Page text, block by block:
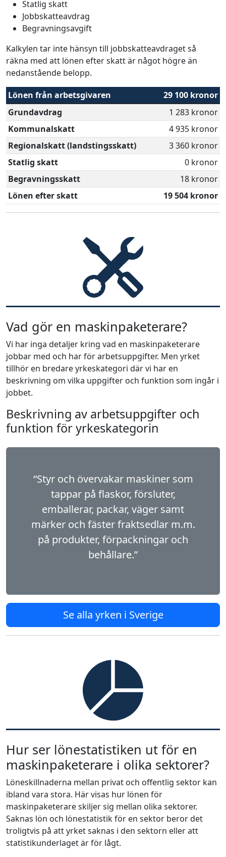
Statlig skatt
Jobbskatteavdrag
Begravningsavgift
Kalkylen tar inte hänsyn till jobbskatteavdraget så
räkna med att lönen efter skatt är något högre än
nedanstående belopp.
Lönen från arbetsgivaren
29 100 kronor
Grundavdrag
1 283 kronor
Kommunalskatt
4 935 kronor
Regionalskatt (landstingsskatt)
3 360 kronor
Statlig skatt
0 kronor
Begravningsskatt
18 kronor
Lönen efter skatt
19 504 kronor
Vad gör en maskinpaketerare?
Vi har inga detaljer kring vad en maskinpaketerare
jobbar med och har för arbetsuppgifter. Men yrket
tillhör en bredare yrkeskategori där vi har en
beskrivning om vilka uppgifter och funktion som ingår i
jobbet.
Beskrivning av arbetsuppgifter och
funktion för yrkeskategorin
“Styr och övervakar maskiner som
tappar på flas­kor, försluter,
emballerar, packar, väger samt
märker och fäster fraktsedlar m.m.
på produkter, förpackningar och
behållare.”
Se alla yrken i Sverige
Hur ser lönestatistiken ut för en
maskinpaketerare i olika sektorer?
Löneskillnaderna mellan privat och offentlig sektor kan
ibland vara stora. Här visas hur lönen för
maskinpaketerare skiljer sig mellan olika sektorer.
Saknas lön och lönestatistik för en sektor beror det
troligtvis på att yrket saknas i den sektorn eller att
statistikunderlaget är för lågt.